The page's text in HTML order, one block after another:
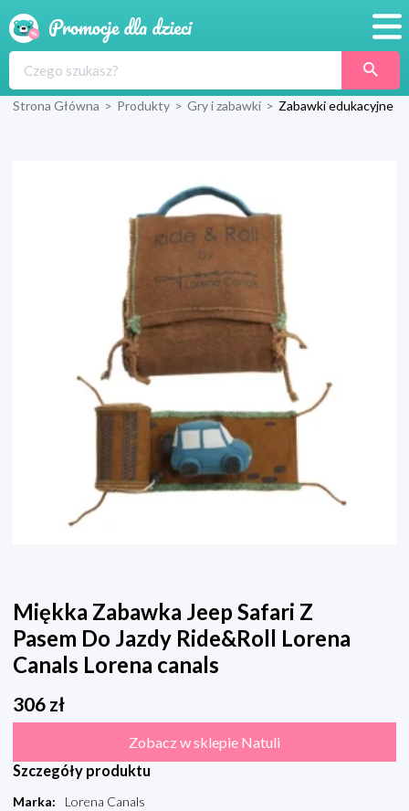
Produkty
Blog
Wyprawka
Strona Główna > Produkty > Gry i zabawki > Zabawki edukacyjne
Miękka Zabawka Jeep Safari Z
Pasem Do Jazdy Ride&Roll Lorena
Canals Lorena canals
306 zł
Zobacz w sklepie Natuli
Szczegóły produktu
Marka:
Lorena Canals